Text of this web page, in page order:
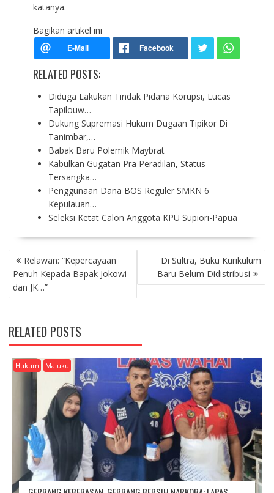
katanya.
Bagikan artikel ini
RELATED POSTS:
Diduga Lakukan Tindak Pidana Korupsi, Lucas
Tapilouw…
Dukung Supremasi Hukum Dugaan Tipikor Di
Tanimbar,…
Babak Baru Polemik Maybrat
Kabulkan Gugatan Pra Peradilan, Status
Tersangka…
Penggunaan Dana BOS Reguler SMKN 6
Kepulauan…
Seleksi Ketat Calon Anggota KPU Supiori-Papua
P
O
S
T
A
V
I
G
A
Relawan: “Kepercayaan
Penuh Kepada Bapak Jokowi
dan JK…”
Di Sultra, Buku Kurikulum
Baru Belum Didistribusi
RELATED POSTS
Hukum Maluku